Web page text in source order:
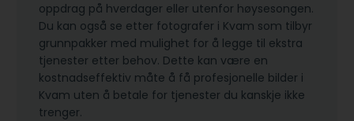
oppdrag på hverdager eller utenfor høysesongen.
Du kan også se etter fotografer i Kvam som tilbyr
grunnpakker med mulighet for å legge til ekstra
tjenester etter behov. Dette kan være en
kostnadseffektiv måte å få profesjonelle bilder i
Kvam uten å betale for tjenester du kanskje ikke
trenger.